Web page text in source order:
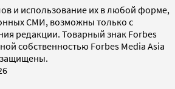
и использование их в любой форме,
СМИ, возможны только с
редакции. Товарный знак Forbes
собственностью Forbes Media Asia
защищены.